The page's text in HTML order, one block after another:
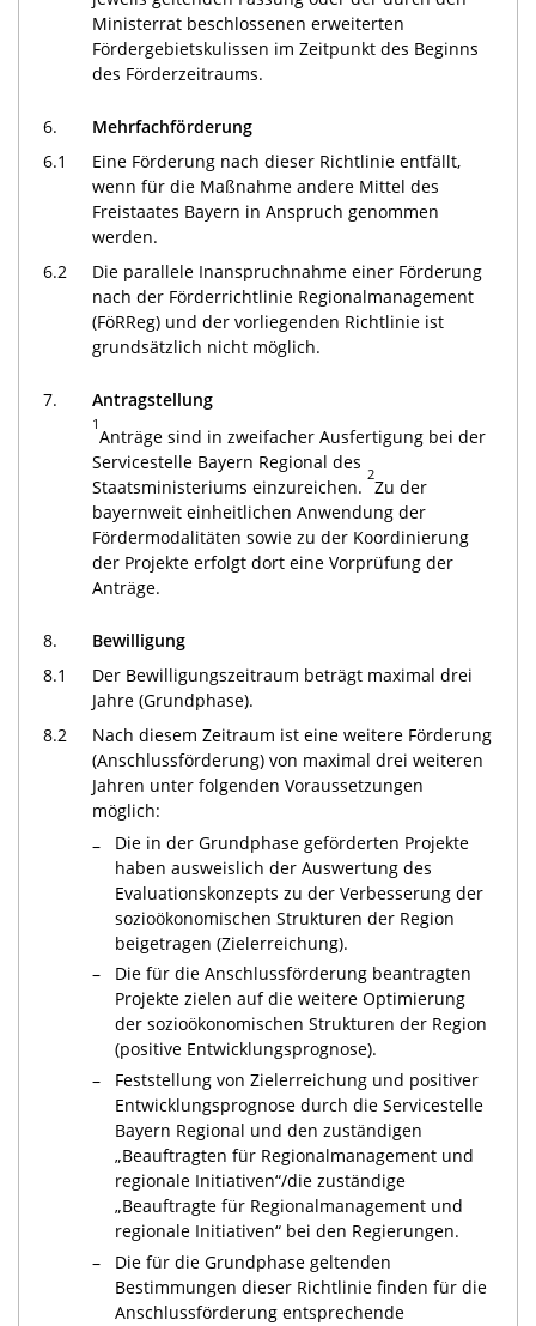
Ministerrat beschlossenen erweiterten
Fördergebietskulissen im Zeitpunkt des Beginns
des Förderzeitraums.
6.
Mehrfachförderung
6.1
Eine Förderung nach dieser Richtlinie entfällt,
wenn für die Maßnahme andere Mittel des
Freistaates Bayern in Anspruch genommen
werden.
6.2
Die parallele Inanspruchnahme einer Förderung
nach der Förderrichtlinie Regionalmanagement
(FöRReg) und der vorliegenden Richtlinie ist
grundsätzlich nicht möglich.
7. Antragstellung
1
Anträge sind in zweifacher Ausfertigung bei der
Servicestelle Bayern Regional des
Staatsministeriums einzureichen.
2
Zu der
bayernweit einheitlichen Anwendung der
Fördermodalitäten sowie zu der Koordinierung
der Projekte erfolgt dort eine Vorprüfung der
Anträge.
8.
Bewilligung
8.1
Der Bewilligungszeitraum beträgt maximal drei
Jahre (Grundphase).
8.2
Nach diesem Zeitraum ist eine weitere Förderung
(Anschlussförderung) von maximal drei weiteren
Jahren unter folgenden Voraussetzungen
möglich:
–
Die in der Grundphase geförderten Projekte
haben ausweislich der Auswertung des
Evaluationskonzepts zu der Verbesserung der
sozioökonomischen Strukturen der Region
beigetragen (Zielerreichung).
–
Die für die Anschlussförderung beantragten
Projekte zielen auf die weitere Optimierung
der sozioökonomischen Strukturen der Region
(positive Entwicklungsprognose).
–
Feststellung von Zielerreichung und positiver
Entwicklungsprognose durch die Servicestelle
Bayern Regional und den zuständigen
„Beauftragten für Regionalmanagement und
regionale Initiativen“/die zuständige
„Beauftragte für Regionalmanagement und
regionale Initiativen“ bei den Regierungen.
–
Die für die Grundphase geltenden
Bestimmungen dieser Richtlinie finden für die
Anschlussförderung entsprechende